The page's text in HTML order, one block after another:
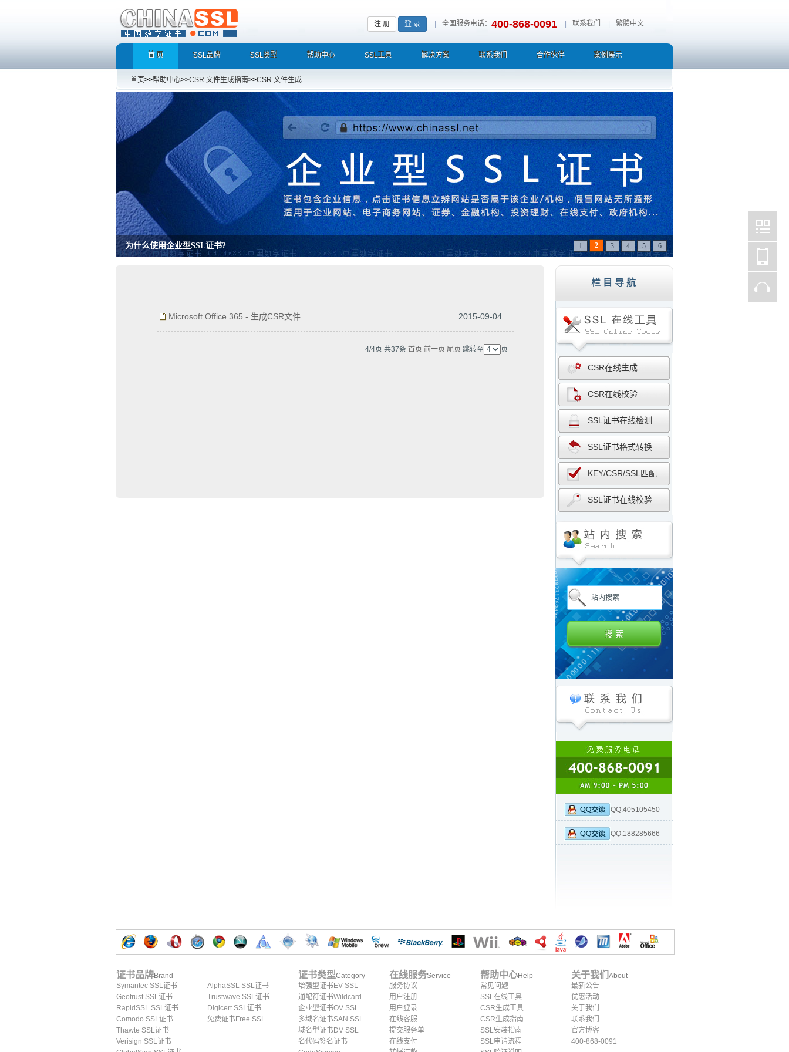
注 册 登 录 全国服务电话： 400-868-0091 联系我们 繁體中文
首 页 SSL品牌 SSL类型 帮助中心 SSL工具 解决方案 联系我们 合作伙伴 案例展示
首页>>帮助中心>>CSR 文件生成指南>>CSR 文件生成
为什么使用企业型SSL证书?
为什么企业型SSL证书? 证书包含企业信息，点击证书信息立辨网站是否属于该企业/机构，假冒网站无所遁形 适用于企业网站、电子商务网站、证券、金融机构、投资理财、在线支
1 2 3 4 5 6
2015-09-04
Microsoft Office 365 - 生成CSR文件
4/4页 共37条 首页 前一页 尾页 跳转至 页
栏目导航
CSR在线生成
CSR在线校验
SSL证书在线检测
SSL证书格式转换
KEY/CSR/SSL匹配
SSL证书在线校验
QQ:405105450
QQ:188285666
证书品牌Brand
Symantec SSL证书
Geotrust SSL证书
RapidSSL SSL证书
Comodo SSL证书
Thawte SSL证书
Verisign SSL证书
AlphaSSL SSL证书
Trustwave SSL证书
Digicert SSL证书
免费证书Free SSL
证书类型Category
增强型证书EV SSL
通配符证书Wildcard
企业型证书OV SSL
多域名证书SAN SSL
域名型证书DV SSL
名代码签名证书
在线服务Service
服务协议
用户注册
用户登录
在线客服
提交服务单
在线支付
帮助中心Help
常见问题
SSL在线工具
CSR生成工具
CSR生成指南
SSL安装指南
SSL申请流程
关于我们 About
最新公告
优惠活动
关于我们
联系我们
官方博客
400-868-0091